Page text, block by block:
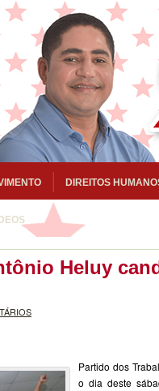
DIREITOS
Heluy
Partido dos
o dia deste